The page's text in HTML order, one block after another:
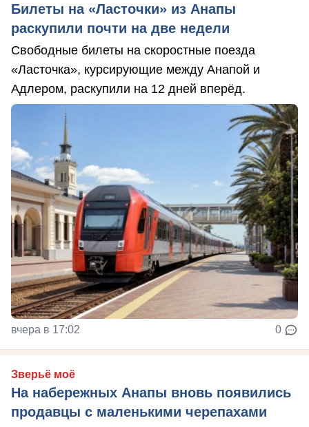
Билеты на «Ласточки» из Анапы
раскупили почти на две недели
Свободные билеты на скоростные поезда
«Ласточка», курсирующие между Анапой и
Адлером, раскупили на 12 дней вперёд.
вчера в 17:02 0
Зверьё моё
На набережных Анапы вновь появились
продавцы с маленькими черепахами